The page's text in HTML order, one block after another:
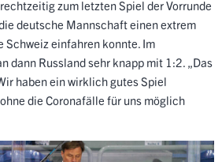
zum letzten Spiel der Vorrunde
deutsche Mannschaft einen extrem
Schweiz einfahren konnte. Im
dann Russland sehr knapp mit 1:2. „Das
haben ein wirklich gutes Spiel
die Coronafälle für uns möglich